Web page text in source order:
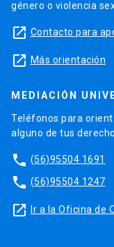
género o violencia
launch Contacto para
launch Más orientación
MEDIACIÓN
Teléfonos para
alguno de tus
phone (56)95504 1691
phone (56)95504 1247
launch Ir a la Oficina de